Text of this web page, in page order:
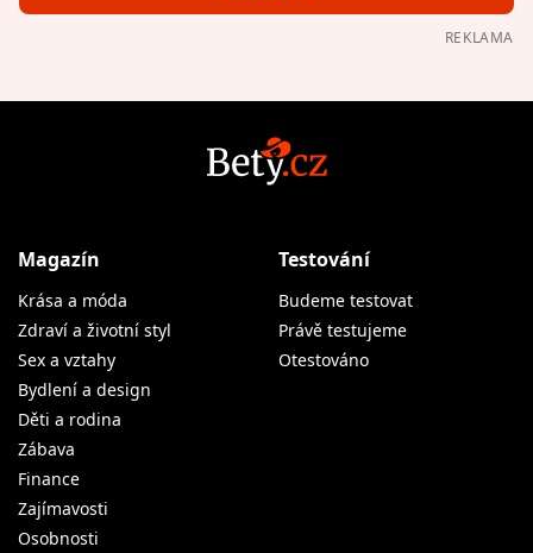
REKLAMA
Magazín
Krása a móda
Zdraví a životní styl
Sex a vztahy
Bydlení a design
Děti a rodina
Zábava
Finance
Zajímavosti
Osobnosti
Testování
Budeme testovat
Právě testujeme
Otestováno